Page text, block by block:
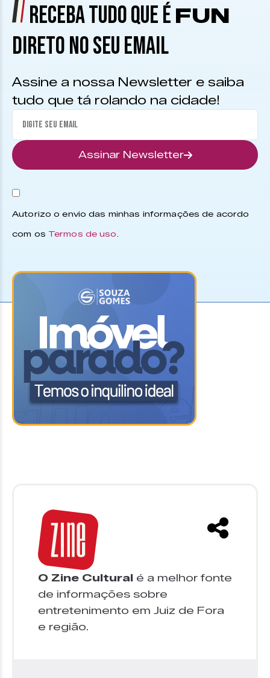
RECEBA TUDO QUE É FUN
DIRETO NO SEU EMAIL
Assine a nossa Newsletter e saiba
tudo que tá rolando na cidade!
Assinar Newsletter
Autorizo o envio das minhas informações de acordo
com os Termos de uso.
O Zine Cultural é a melhor fonte
de informações sobre
entretenimento em Juiz de Fora
e região.